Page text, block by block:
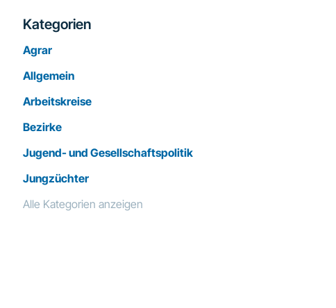
Kategorien
Agrar
Allgemein
Arbeitskreise
Bezirke
Jugend- und Gesellschaftspolitik
Jungzüchter
Alle Kategorien anzeigen